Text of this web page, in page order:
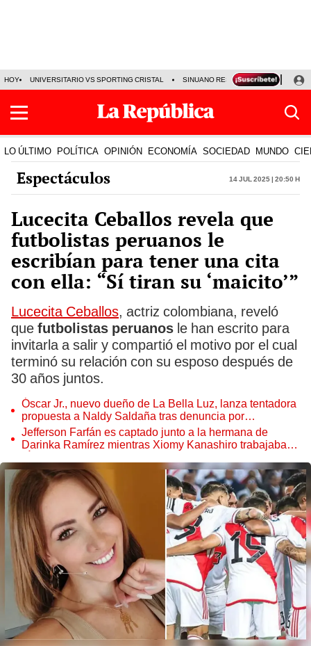
HOY UNIVERSITARIO VS SPORTING CRISTAL SINUANO RESULTADOS HOY
LO ÚLTIMO POLÍTICA OPINIÓN ECONOMÍA SOCIEDAD MUNDO
Espectáculos 14 Jul 2025 | 20:50 h
Lucecita Ceballos revela que
futbolistas peruanos le
escribían para tener una cita
con ella: “Sí tiran su ‘maicito’”
Lucecita Ceballos, actriz colombiana, reveló
que futbolistas peruanos le han escrito para
invitarla a salir y compartió el motivo por el cual
terminó su relación con su esposo después de
30 años juntos.
Óscar Jr., nuevo dueño de La Bella Luz, lanza tentadora
propuesta a Naldy Saldaña tras denuncia por
tocamientos
Jefferson Farfán es captado junto a la hermana de
Darinka Ramírez mientras Xiomy Kanashiro trabajaba: